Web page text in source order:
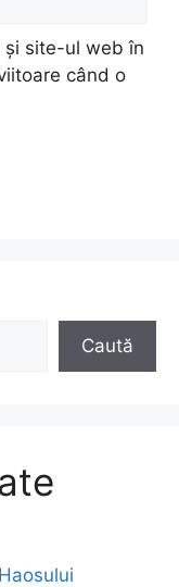
și site-ul web în
când o
Caută